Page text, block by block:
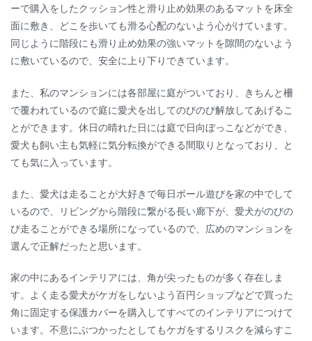
ーで購入をしたクッション性と滑り止め効果のあるマットを床全
面に敷き、どこを歩いても滑る心配のないよう心がけています。
同じように階段にも滑り止め効果の強いマットを隙間のないよう
に敷いているので、安全に上り下りできています。
また、私のマンションには各部屋に庭がついており、きちんと柵
で覆われているので庭に愛犬を出してのびのび解放してあげるこ
とができます。休日の晴れた日には庭で日向ぼっこなどができ、
愛犬も飼い主も気軽に気分転換ができる間取りとなっており、と
ても気に入っています。
また、愛犬は走ることが大好きで毎日ボール遊びを家の中でして
いるので、リビングから階段に繋がる長い廊下が、愛犬がのびの
び走ることができる場所になっているので、広めのマンションを
選んで正解だったと思います。
家の中にあるインテリアには、角が尖ったものが多く存在しま
す。よく走る愛犬がケガをしないよう百円ショップなどで買った
角に固定する保護カバーを購入してすべてのインテリアにつけて
います。不意にぶつかったとしてもケガをするリスクを減らすこ